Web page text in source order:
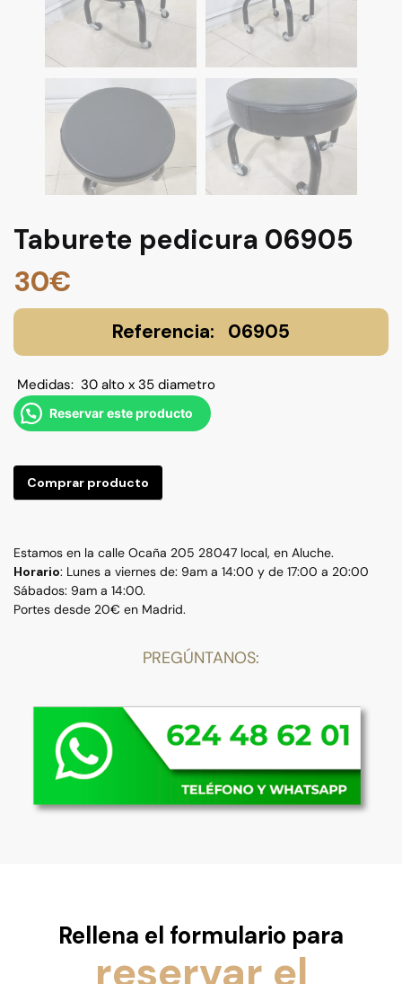
Taburete pedicura 06905
30€
06905
Medidas: 30 alto x 35 diametro
Reservar este producto
Comprar producto
Estamos en la calle Ocaña 205 28047 local, en Aluche.
Horario: Lunes a viernes de: 9am a 14:00 y de 17:00 a 20:00
Sábados: 9am a 14:00.
Portes desde 20€ en Madrid.
PREGÚNTANOS:
Rellena el formulario para
reservar el